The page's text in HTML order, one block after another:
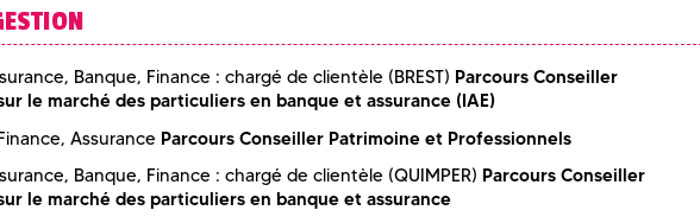
Banque, Finance : chargé de clientèle (BREST) Parcours Conseiller
le marché des particuliers en banque et assurance (IAE)
Assurance Parcours Conseiller Patrimoine et Professionnels
Banque, Finance : chargé de clientèle (QUIMPER) Parcours Conseiller
le marché des particuliers en banque et assurance